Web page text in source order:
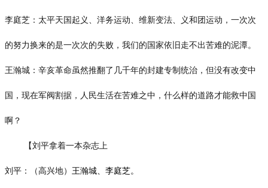
李庭芝：太平天国起义、洋务运动、维新变法、义和团运动，一次次
的努力换来的是一次次的失败，我们的国家依旧走不出苦难的泥潭。
王瀚城：辛亥革命虽然推翻了几千年的封建专制统治，但没有改变中
国，现在军阀割据，人民生活在苦难之中，什么样的道路才能救中国
啊？
【刘平拿着一本杂志上
刘平：（高兴地） 王瀚城、李庭芝。